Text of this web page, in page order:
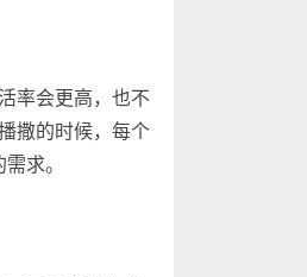
率会更高，也不
撒的时候，每个
求。